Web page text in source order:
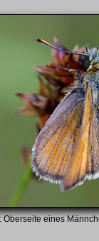
Oberseite eines